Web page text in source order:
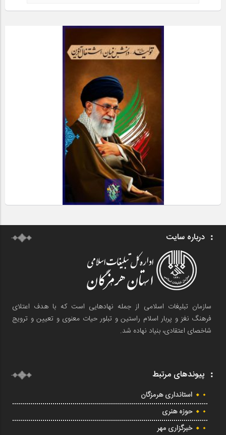
درباره سایت
سازمان تبلیغات اسلامی از جمله نهادهایی است که با هدف اعتلای
فرهنگ نغز و پربار اسلام راستین و تبلور حیات معنوی و تعیین و ترویج
شاخصای اعتقادی، بنیاد نهاده شد.
پیوندهای مرتبط
استانداری هرمزگان
حوزه هنری
خبرگزاری مهر